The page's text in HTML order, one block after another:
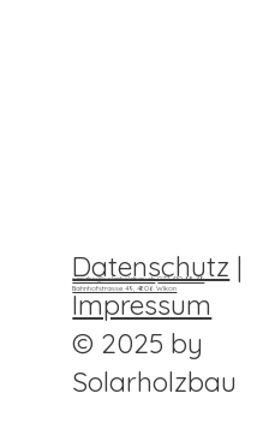
sandro@solarholzbau.ch 077 410 98 49
Bahnhofstrasse 49, 4806 Wikon
Datenschutz |
Impressum
© 2025 by
Solarholzbau